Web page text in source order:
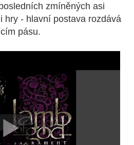
zmíněných asi
hry - hlavní postava rozdává
pásu.